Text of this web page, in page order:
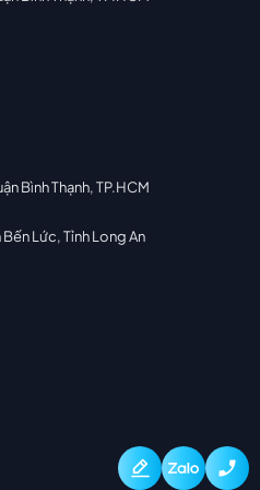
Bình Thạnh, TP.HCM
Lức, Tỉnh Long An